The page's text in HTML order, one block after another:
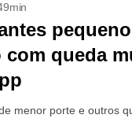
com queda
menor porte e outros